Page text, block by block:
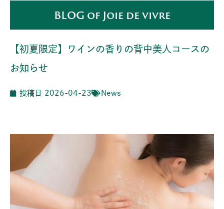
BLOG of Joie de vivre
【初夏限定】ワインの香りの背中美人コースの
お知らせ
投稿日 2026-04-23 News